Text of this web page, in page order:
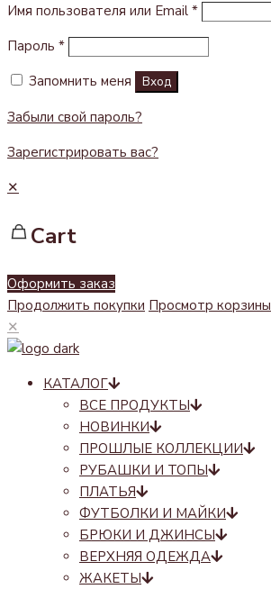
Имя пользователя или Email *
Пароль *
Запомнить меня
Вход
Забыли свой пароль?
Зарегистрировать вас?
✕
Cart
Оформить заказ
Продолжить покупки Просмотр корзины
✕
КАТАЛОГ
ВСЕ ПРОДУКТЫ
НОВИНКИ
ПРОШЛЫЕ КОЛЛЕКЦИИ
РУБАШКИ И ТОПЫ
ПЛАТЬЯ
ФУТБОЛКИ И МАЙКИ
БРЮКИ И ДЖИНСЫ
ВЕРХНЯЯ ОДЕЖДА
ЖАКЕТЫ